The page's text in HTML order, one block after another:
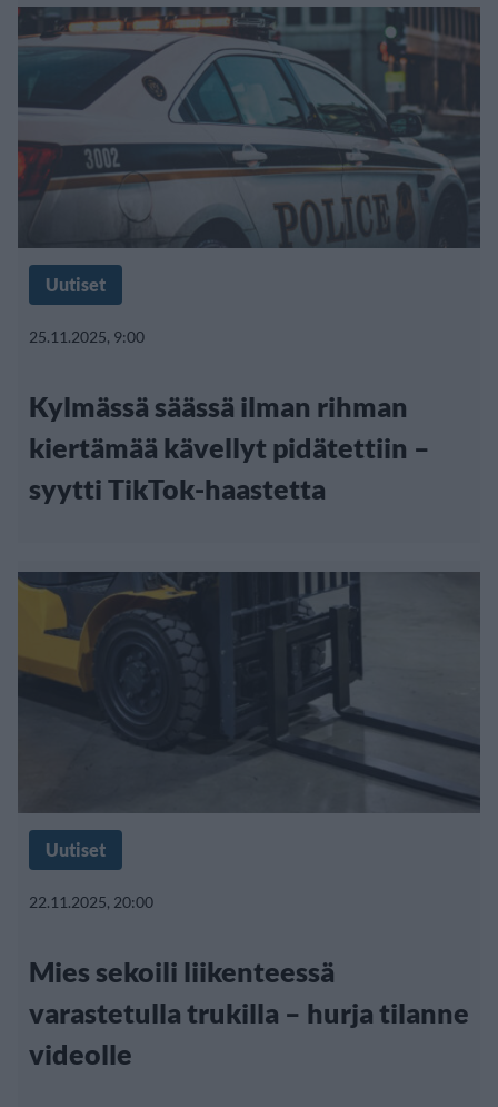
Uutiset
25.11.2025, 9:00
Kylmässä säässä ilman rihman
kiertämää kävellyt pidätettiin –
syytti TikTok-haastetta
Uutiset
22.11.2025, 20:00
Mies sekoili liikenteessä
varastetulla trukilla – hurja tilanne
videolle